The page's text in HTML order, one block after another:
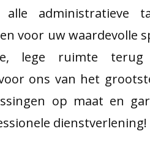
alle administratieve
voor uw waardevolle
lege ruimte terug
ons van het
op maat en
dienstverlening!